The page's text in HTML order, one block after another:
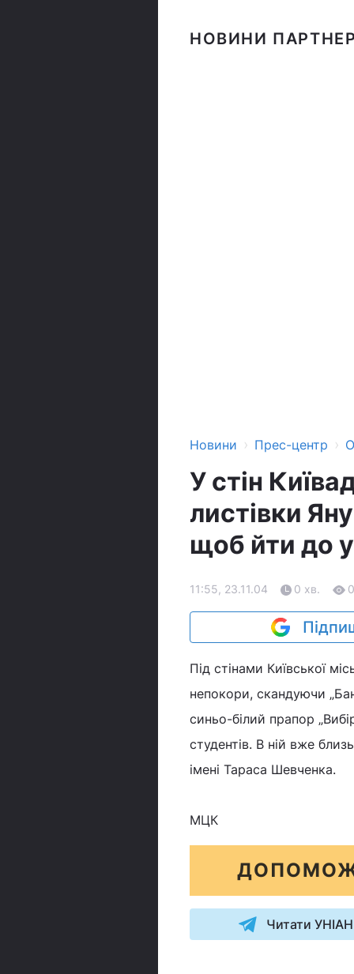
НОВИНИ
Новини › Прес-центр ›
У стін
листівки
щоб йти до
11:55, 23.11.04 0 хв. 0
Під стінами Київської
непокори, скандуючи
синьо-білий прапор
студентів. В ній вже
імені Тараса Шевченка.
МЦК
Читати